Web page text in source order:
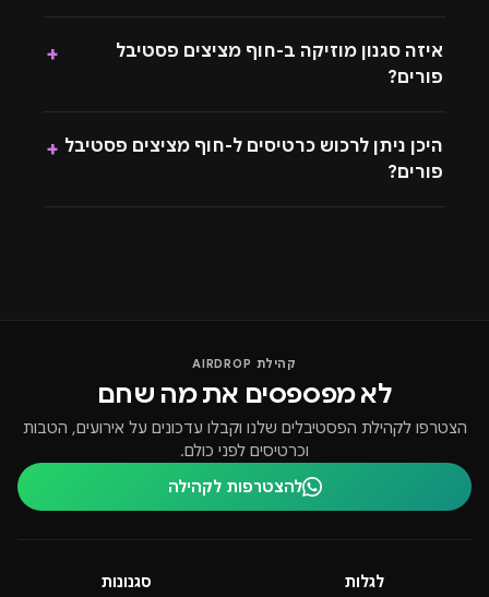
איזה סגנון מוזיקה ב-חוף מציצים פסטיבל
פורים?
+
היכן ניתן לרכוש כרטיסים ל-חוף מציצים פסטיבל
פורים?
+
קהילת AIRDROP
לא מפספסים את מה שחם
הצטרפו לקהילת הפסטיבלים שלנו וקבלו עדכונים על אירועים, הטבות
וכרטיסים לפני כולם.
להצטרפות לקהילה
לגלות סגנונות